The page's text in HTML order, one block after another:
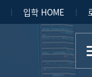
입학 HOME